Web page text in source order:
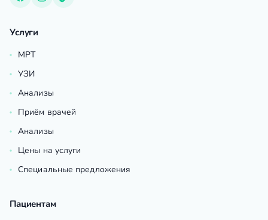
Услуги
МРТ
УЗИ
Анализы
Приём врачей
Анализы
Цены на услуги
Специальные предложения
Пациентам